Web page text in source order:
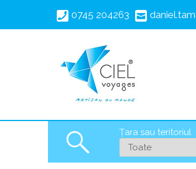
conţinutul
0745 204263
Search
Țara sau teritoriul